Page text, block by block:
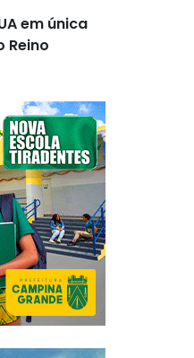
em única
Reino